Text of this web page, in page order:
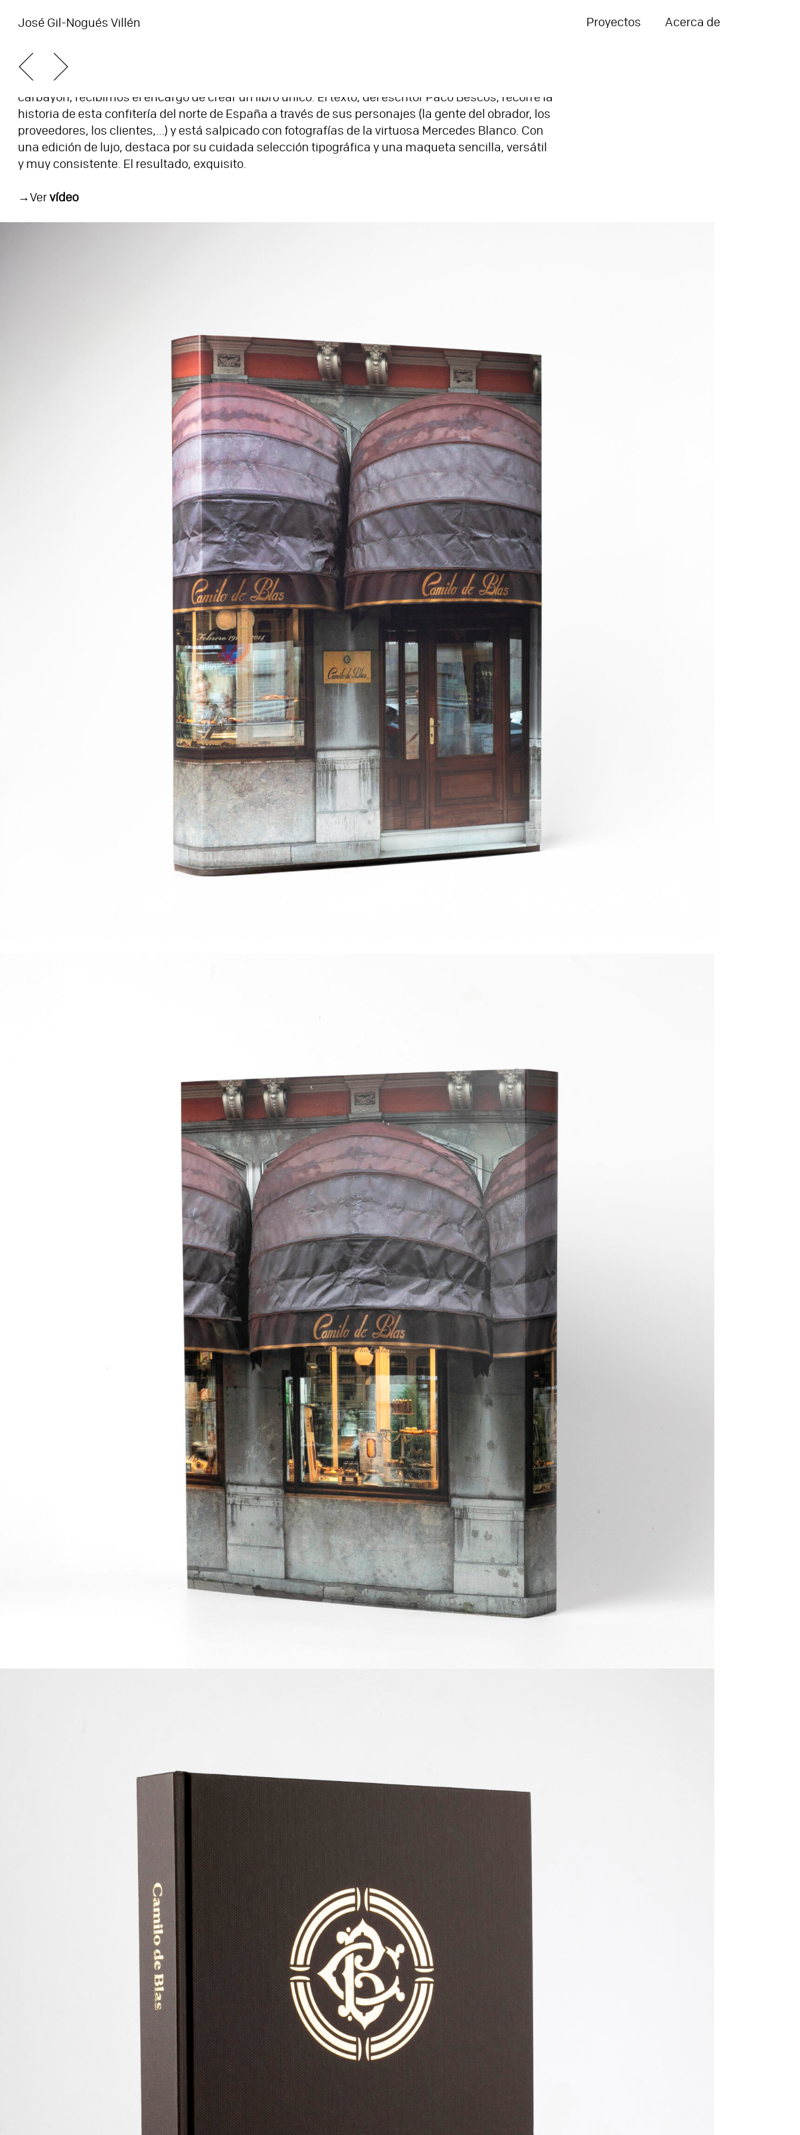
José Gil-Nogués Villén Proyectos
Acerca de
Con motivo del centenario del dulce más icónico de la pastelería asturiana Camilo de Blas, el
carbayón, recibimos el encargo de crear un libro único. El texto, del escritor Paco Bescós, recorre la
historia de esta confitería del norte de España a través de sus personajes (la gente del obrador, los
proveedores, los clientes,…) y está salpicado con fotografías de la virtuosa Mercedes Blanco. Con
una edición de lujo, destaca por su cuidada selección tipográfica y una maqueta sencilla, versátil
y muy consistente. El resultado, exquisito.
→Vervídeo